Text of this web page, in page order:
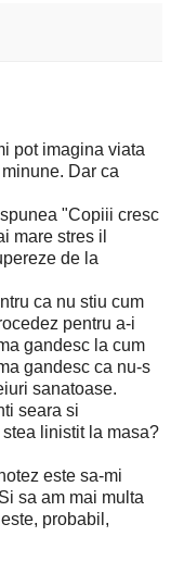
pot imagina viata
Dar ca
"Copiii cresc
mare stres il
de la
ca nu stiu cum
pentru a-i
gandesc la cum
gandesc ca nu-s
sanatoase.
seara si
linistit la masa?
este sa-mi
sa am mai multa
probabil,